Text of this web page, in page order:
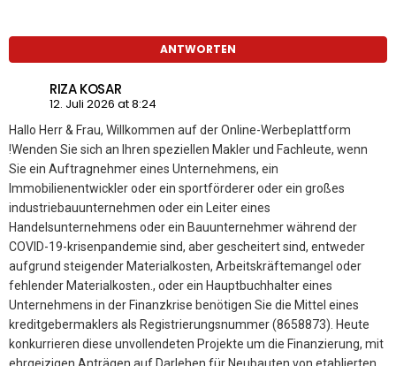
ANTWORTEN
RIZA KOSAR
12. Juli 2026 at 8:24
Hallo Herr & Frau, Willkommen auf der Online-Werbeplattform
!Wenden Sie sich an Ihren speziellen Makler und Fachleute, wenn
Sie ein Auftragnehmer eines Unternehmens, ein
Immobilienentwickler oder ein sportförderer oder ein großes
industriebauunternehmen oder ein Leiter eines
Handelsunternehmens oder ein Bauunternehmer während der
COVID-19-krisenpandemie sind, aber gescheitert sind, entweder
aufgrund steigender Materialkosten, Arbeitskräftemangel oder
fehlender Materialkosten., oder ein Hauptbuchhalter eines
Unternehmens in der Finanzkrise benötigen Sie die Mittel eines
kreditgebermaklers als Registrierungsnummer (8658873). Heute
konkurrieren diese unvollendeten Projekte um die Finanzierung, mit
ehrgeizigen Anträgen auf Darlehen für Neubauten von etablierten